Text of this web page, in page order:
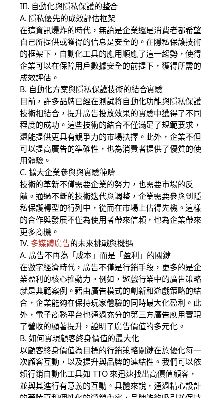
III. 自動化與隱私保護的整合
A. 隱私優先的成效評估框架
在這資訊爆炸的時代，無論是企業還是消費者都希望
自己所提供或獲得的信息是安全的。在隱私保護技術
的框架下，自動化工具的應用順應了這一趨勢，使得
企業可以在保障用戶數據安全的前提下，獲得所需的
成效評估。
B. 自動化方案與隱私保護技術的結合實驗
目前，許多品牌已經在測試將自動化功能與隱私保護
技術相結合，提升廣告投放效果的實驗中獲得了不同
程度的成功。這些技術的結合不僅滿足了規範要求，
還能提供更具有競爭力的市場抉擇。此外，企業不但
可以提高廣告的準確性，也為消費者提供了優質的使
用體驗。
C. 擴大企業參與與實驗範疇
技術的革新不僅需要企業的努力，也需要市場的反
饋。通過不斷的技術迭代與調整，企業需要參與到隱
私保護轉型的行列中，從而在市場上佔得先機。這樣
的合作與發展不僅為使用者帶來信賴，也為企業帶來
更多商機。
IV. 多媒體廣告的未來挑戰與機遇
A. 廣告不再為「成本」而是「盈利」的關鍵
在數字經濟時代，廣告不僅是行銷手段，更多的是企
業盈利的核心推動力。例如，遊戲行業中的廣告策略
就是典範案例。藉由廣告模式的創新和遊戲策略的結
合，企業能夠在保持玩家體驗的同時最大化盈利。此
外，電子商務平台也通過充分的第三方廣告應用實現
了營收的顯著提升，證明了廣告價值的多元化。
B. 如何實現顧客終身價值的最大化
以顧客終身價值為目標的行銷策略關鍵在於優化每一
次顧客互動，以及提升與品牌的連結性。我們可以依
賴行銷自動化工具如 TTO 來迅速找出高價值顧客，
並與其進行有意義的互動。具體來說，通過精心設計